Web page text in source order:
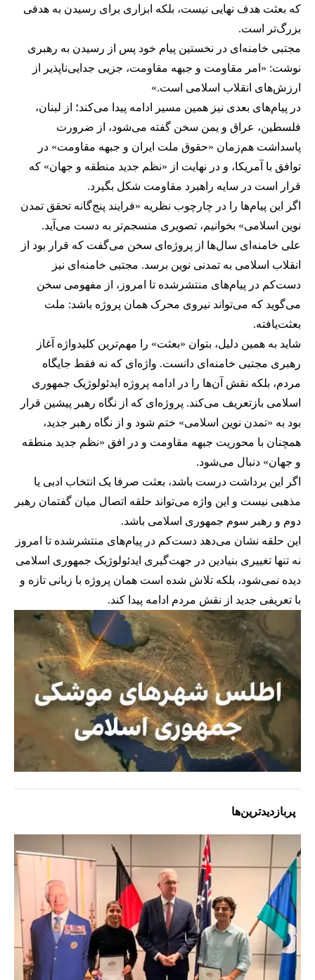
که بعثت هدف نهایی نیست، بلکه ابزاری برای رسیدن به هدفی
بزرگ‌تر است.
مجتبی خامنه‌ای در نخستین پیام خود پس از رسیدن به رهبری
نوشت: «امر مقاومت و جبهه مقاومت، جزیی جدایی‌ناپذیر از
ارزش‌های انقلاب اسلامی است.»
در پیام‌های بعدی نیز همین مسیر ادامه پیدا می‌کند؛ از لبنان،
فلسطین، عراق و یمن سخن گفته می‌شود، از ضرورت
پاسداشت هم‌زمان «حقوق ملت ایران و جبهه مقاومت» در
توافق با آمریکا، و در نهایت از «نظم جدید منطقه و جهان» که
قرار است در سایه راهبرد مقاومت شکل بگیرد.
اگر این پیام‌ها را در چارچوب نظریه «فرایند پنج‌گانه تحقق تمدن
نوین اسلامی» بخوانیم، تصویری منسجم‌تر به دست می‌آید.
علی خامنه‌ای سال‌ها از پروژه‌ای سخن می‌گفت که قرار بود از
انقلاب اسلامی به تمدنی نوین برسد. مجتبی خامنه‌ای نیز
دست‌کم در پیام‌های منتشرشده تا امروز، از مفهومی سخن
می‌گوید که می‌تواند نیروی محرک همان پروژه باشد: ملت
بعثت‌یافته.
شاید به همین دلیل، بتوان «بعثت» را مهم‌ترین کلیدواژه آغاز
رهبری مجتبی خامنه‌ای دانست. واژه‌ای که نه فقط جایگاه
مردم، بلکه نقش آن‌ها را در ادامه پروژه ایدئولوژیک جمهوری
اسلامی بازتعریف می‌کند. پروژه‌ای که از نگاه رهبر پیشین قرار
بود به «تمدن نوین اسلامی» ختم شود و از نگاه رهبر جدید،
همچنان با محوریت جبهه مقاومت و در افق «نظم جدید منطقه
و جهان» دنبال می‌شود.
اگر این برداشت درست باشد، بعثت صرفا یک انتخاب ادبی یا
مذهبی نیست و این واژه می‌تواند حلقه اتصال میان گفتمان رهبر
دوم و رهبر سوم جمهوری اسلامی باشد.
این حلقه نشان می‌دهد دست‌کم در پیام‌های منتشرشده تا امروز
نه تنها تغییری بنیادین در جهت‌گیری ایدئولوژیک جمهوری اسلامی
دیده نمی‌شود، بلکه تلاش شده است همان پروژه با زبانی تازه و
با تعریفی جدید از نقش مردم ادامه پیدا کند.
پربازدیدترین‌ها